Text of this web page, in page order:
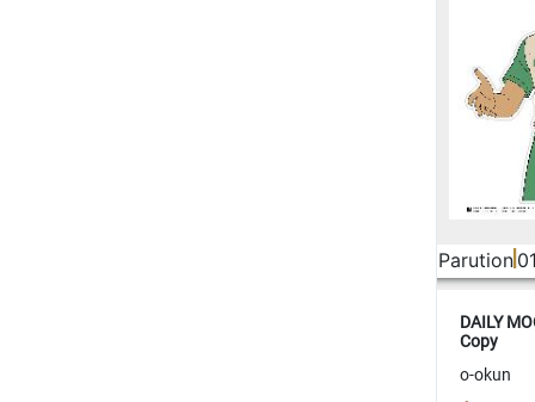
Parution
DAILY
Copy
o-okun